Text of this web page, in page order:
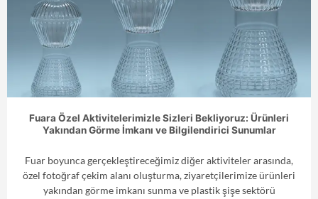
Fuara Özel Aktivitelerimizle Sizleri Bekliyoruz: Ürünleri
Yakından Görme İmkanı ve Bilgilendirici Sunumlar
Fuar boyunca gerçekleştireceğimiz diğer aktiviteler arasında,
özel fotoğraf çekim alanı oluşturma, ziyaretçilerimize ürünleri
yakından görme imkanı sunma ve plastik şişe sektörü